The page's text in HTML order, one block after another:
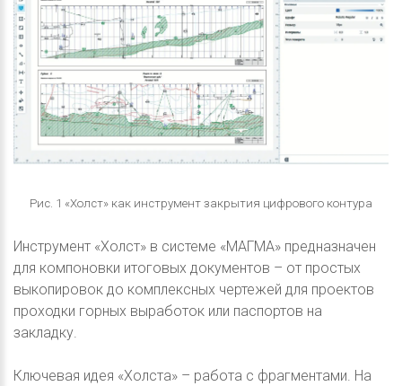
Рис. 1 «Холст» как инструмент закрытия цифрового контура
Инструмент «Холст» в системе «МАГМА» предназначен
для компоновки итоговых документов – от простых
выкопировок до комплексных чертежей для проектов
проходки горных выработок или паспортов на
закладку.
Ключевая идея «Холста» – работа с фрагментами. На